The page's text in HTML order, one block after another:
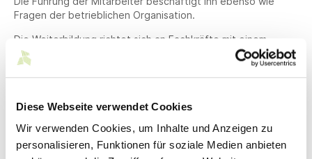
Diese Webseite verwendet Cookies
Wir verwenden Cookies, um Inhalte und Anzeigen zu
personalisieren, Funktionen für soziale Medien anbieten
Fragen der betrieblichen Organisation.
Die Weiterbildung richtet sich an Fachkräfte mit einem
anerkannten Ausbildungsberuf – der den Berufen der
Textilwirtschaft zugeordnet werden kann – und einer
mindestens einjährigen Berufspraxis sowie Personen mit
Kursdaten
Termin: 16.09.2022 – 08.02.2025